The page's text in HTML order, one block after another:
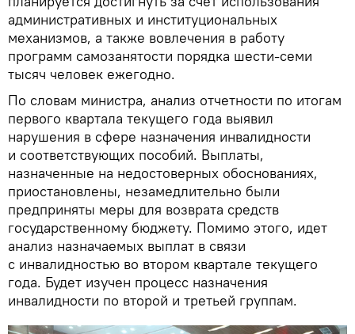
административных и институциональных
механизмов, а также вовлечения в работу
программ самозанятости порядка шести-семи
тысяч человек ежегодно.
По словам министра, анализ отчетности по итогам
первого квартала текущего года выявил
нарушения в сфере назначения инвалидности
и соответствующих пособий. Выплаты,
назначенные на недостоверных обоснованиях,
приостановлены, незамедлительно были
предприняты меры для возврата средств
государственному бюджету. Помимо этого, идет
анализ назначаемых выплат в связи
с инвалидностью во втором квартале текущего
года. Будет изучен процесс назначения
инвалидности по второй и третьей группам.